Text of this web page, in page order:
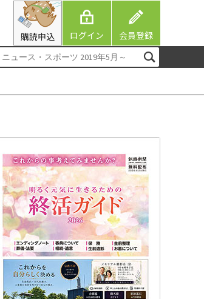
購読申込 ログイン 会員登録